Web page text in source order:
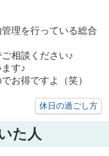
理を行っている総合
相談ください♪
す♪
お得ですよ（笑）
休日の過ごし方
た人